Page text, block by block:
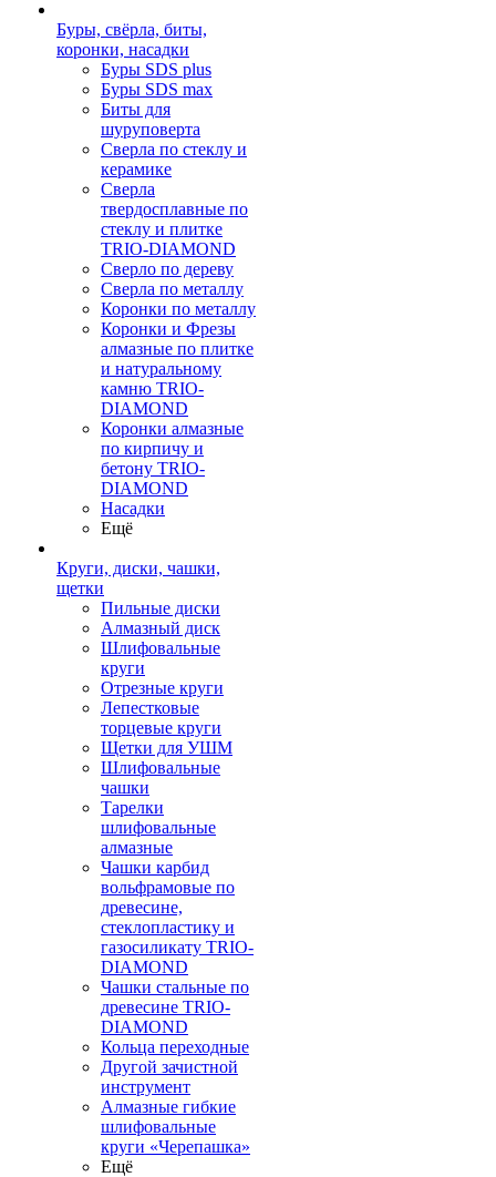
Буры, свёрла, биты,
коронки, насадки
Буры SDS plus
Буры SDS max
Биты для
шуруповерта
Сверла по стеклу и
керамике
Сверла
твердосплавные по
стеклу и плитке
TRIO-DIAMOND
Сверло по дереву
Сверла по металлу
Коронки по металлу
Коронки и Фрезы
алмазные по плитке
и натуральному
камню TRIO-
DIAMOND
Коронки алмазные
по кирпичу и
бетону TRIO-
DIAMOND
Насадки
Ещё
Круги, диски, чашки,
щетки
Пильные диски
Алмазный диск
Шлифовальные
круги
Отрезные круги
Лепестковые
торцевые круги
Щетки для УШМ
Шлифовальные
чашки
Тарелки
шлифовальные
алмазные
Чашки карбид
вольфрамовые по
древесине,
стеклопластику и
газосиликату TRIO-
DIAMOND
Чашки стальные по
древесине TRIO-
DIAMOND
Кольца переходные
Другой зачистной
инструмент
Алмазные гибкие
шлифовальные
круги «Черепашка»
Ещё